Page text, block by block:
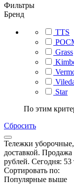
Фильтры
Бренд
TTS
Grass
Star
По этим
Сбросить
Тележки
доставкой.
рублей. Сегодня: 53
Сортировать по:
Популярные выше